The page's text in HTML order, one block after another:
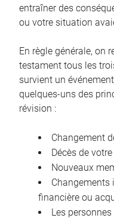
entraîner des
ou votre situation
En règle générale, on
testament tous les
survient un
quelques-uns des
révision :
Changement
Décès de
Nouveaux
financière ou
Les